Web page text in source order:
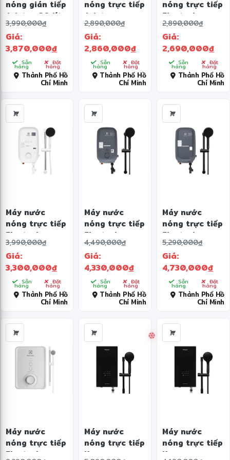
nóng gián tiếp
Ariston 30 lít
2500W SLIM3
30 R MT
3,990,000đ
Giá:
3,870,000đ
Sẵn
hàng Đặt
hàng
Thành Phố Hồ
Chí Minh
nóng trực tiếp
Ariston
4500W AURES
EASY 4.5P 3S
2,890,000đ
Giá:
2,860,000đ
Sẵn
hàng Đặt
hàng
Thành Phố Hồ
Chí Minh
nóng trực tiếp
Electrolux
4500W
EWE451QX-W4
2,890,000đ
Giá:
2,690,000đ
Sẵn
hàng Đặt
hàng
Thành Phố Hồ
Chí Minh
Máy nước
nóng trực tiếp
Electrolux
4500W
EWE451QB-W4
3,990,000đ
Giá:
3,300,000đ
Sẵn
hàng Đặt
hàng
Thành Phố Hồ
Chí Minh
Máy nước
nóng trực tiếp
Electrolux
4500W
EWE451RB-G6
4,490,000đ
Giá:
4,330,000đ
Sẵn
hàng Đặt
hàng
Thành Phố Hồ
Chí Minh
Máy nước
nóng trực tiếp
Electrolux
4500W
EWE451SB-G6
5,290,000đ
Giá:
4,730,000đ
Sẵn
hàng Đặt
hàng
Thành Phố Hồ
Chí Minh
Máy nước
nóng trực tiếp
Electrolux
Máy nước
nóng trực tiếp
Kangaroo
Máy nước
nóng trực tiếp
Kangaroo